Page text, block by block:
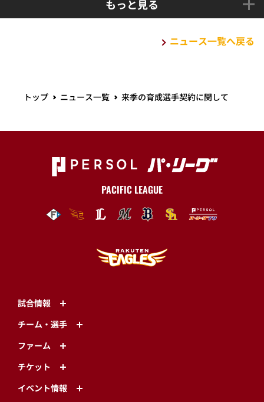
もっと見る
ニュース一覧へ戻る
トップ ニュース一覧 来季の育成選手契約に関して
PACIFIC LEAGUE
試合情報
チーム・選手
ファーム
チケット
イベント情報